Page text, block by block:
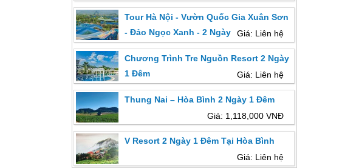
Tour Hà Nội - Vườn Quốc Gia Xuân Sơn
- Đảo Ngọc Xanh - 2 Ngày
Giá: Liên hệ
Chương Trình Tre Nguồn Resort 2 Ngày
1 Đêm
Giá: Liên hệ
Thung Nai – Hòa Bình 2 Ngày 1 Đêm
Giá: 1,118,000 VNĐ
V Resort 2 Ngày 1 Đêm Tại Hòa Bình
Giá: Liên hệ